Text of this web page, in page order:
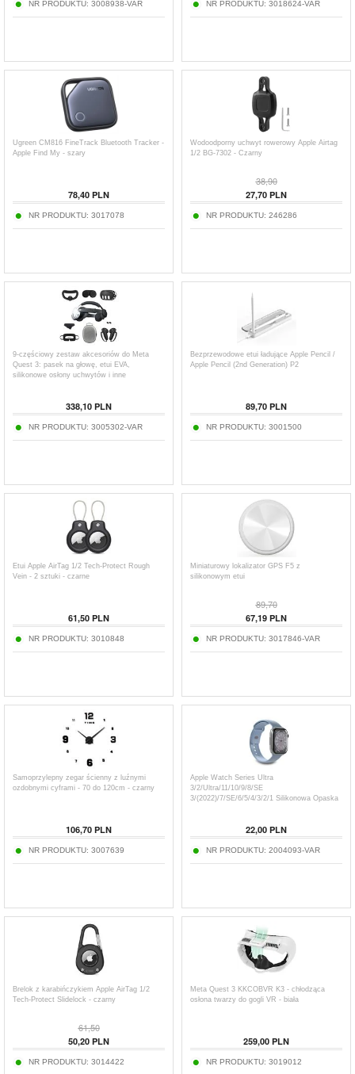
NR PRODUKTU: 3008938-VAR NR PRODUKTU: 3018624-VAR
Ugreen CM816 FineTrack Bluetooth Tracker -
Apple Find My - szary
78,40 PLN
NR PRODUKTU: 3017078
Wodoodporny uchwyt rowerowy Apple Airtag
1/2 BG-7302 - Czarny
38,90
27,70 PLN
NR PRODUKTU: 246286
9-częściowy zestaw akcesoriów do Meta
Quest 3: pasek na głowę, etui EVA,
silikonowe osłony uchwytów i inne
338,10 PLN
NR PRODUKTU: 3005302-VAR
Bezprzewodowe etui ładujące Apple Pencil /
Apple Pencil (2nd Generation) P2
89,70 PLN
NR PRODUKTU: 3001500
Etui Apple AirTag 1/2 Tech-Protect Rough
Vein - 2 sztuki - czarne
61,50 PLN
NR PRODUKTU: 3010848
Miniaturowy lokalizator GPS F5 z
silikonowym etui
89,70
67,19 PLN
NR PRODUKTU: 3017846-VAR
Samoprzylepny zegar ścienny z luźnymi
ozdobnymi cyframi - 70 do 120cm - czarny
106,70 PLN
NR PRODUKTU: 3007639
Apple Watch Series Ultra
3/2/Ultra/11/10/9/8/SE
3/(2022)/7/SE/6/5/4/3/2/1 Silikonowa Opaska
22,00 PLN
NR PRODUKTU: 2004093-VAR
Brelok z karabińczykiem Apple AirTag 1/2
Tech-Protect Slidelock - czarny
61,50
50,20 PLN
NR PRODUKTU: 3014422
Meta Quest 3 KKCOBVR K3 - chłodząca
osłona twarzy do gogli VR - biała
259,00 PLN
NR PRODUKTU: 3019012